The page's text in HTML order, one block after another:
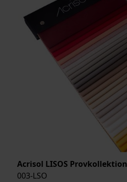
Acrisol LISOS Provkollektion
003-LSO